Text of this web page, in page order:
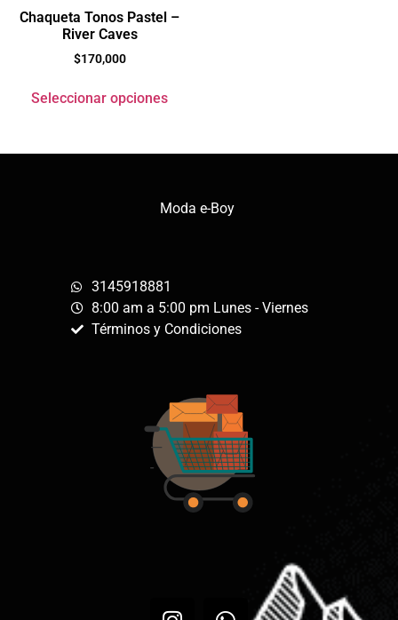
Chaqueta Tonos Pastel –
River Caves
$170,000
Seleccionar opciones
Moda e-Boy
3145918881
8:00 am a 5:00 pm Lunes - Viernes
Términos y Condiciones